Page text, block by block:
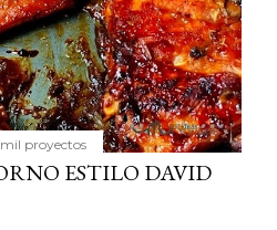
mil proyectos
ESTILO DAVID